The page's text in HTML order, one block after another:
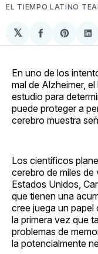
EL TIEMPO LATINO
𝕏
Compartir
en
Share
on
En uno de los
mal de Alzheimer,
estudio para
puede proteger a
cerebro muestra
Los científicos
cerebro de miles
Estados Unidos,
que tienen una
cree juega un papel
la primera vez que
problemas de
la potencialmente